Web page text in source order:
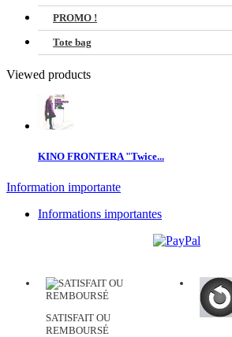
PROMO !
Tote bag
Viewed products
KINO FRONTERA "Twice...
Information importante
Informations importantes
SATISFAIT OU
REMBOURSÉ